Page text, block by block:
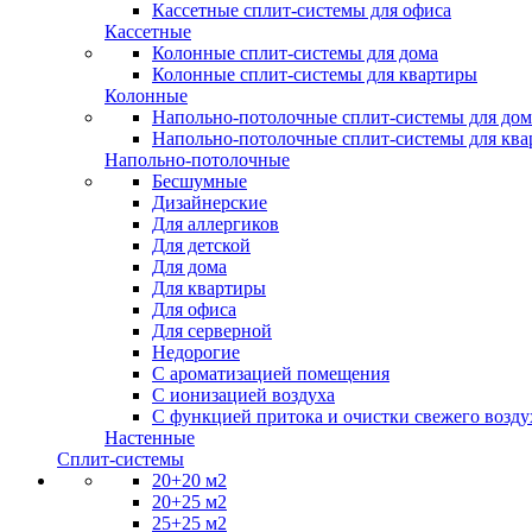
Кассетные сплит-системы для офиса
Кассетные
Колонные сплит-системы для дома
Колонные сплит-системы для квартиры
Колонные
Напольно-потолочные сплит-системы для
Напольно-потолочные сплит-системы для
Напольно-потолочные
Бесшумные
Дизайнерские
Для аллергиков
Для детской
Для дома
Для квартиры
Для офиса
Для серверной
Недорогие
С ароматизацией помещения
С ионизацией воздуха
С функцией притока и очистки свежего
Настенные
Сплит-системы
20+20 м2
20+25 м2
25+25 м2